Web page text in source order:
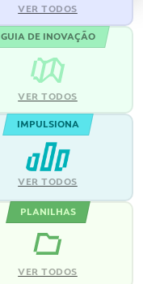
VER TODOS
GUIA DE INOVAÇÃO
VER TODOS
IMPULSIONA
VER TODOS
PLANILHAS
VER TODOS